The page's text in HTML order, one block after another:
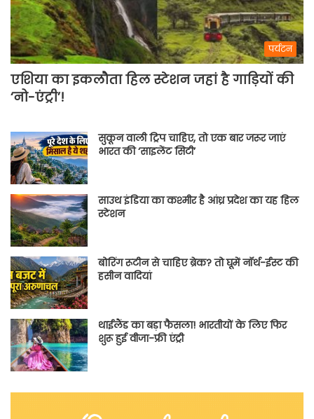
पर्यटन
एशिया का इकलौता हिल स्टेशन जहां है गाड़ियों की
‘नो-एंट्री’!
सुकून वाली ट्रिप चाहिए, तो एक बार जरूर जाएं
भारत की ‘साइलेंट सिटी’
साउथ इंडिया का कश्मीर है आंध्र प्रदेश का यह हिल
स्टेशन
बोरिंग रूटीन से चाहिए ब्रेक? तो घूमें नॉर्थ-ईस्ट की
हसीन वादियां
थाईलैंड का बड़ा फैसला! भारतीयों के लिए फिर
शुरू हुई वीजा-फ्री एंट्री